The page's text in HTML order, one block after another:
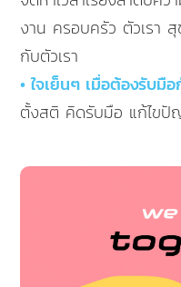
งาน ครอบครัว ตัวเรา
กับตัวเรา
• ใจเย็นๆ เมื่อต้องรับมื
ตั้งสติ คิดรับมือ แก้ไขปั